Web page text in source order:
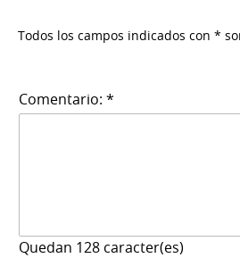
Todos los campos indicados con *
Comentario: *
Quedan 128 caracter(es)